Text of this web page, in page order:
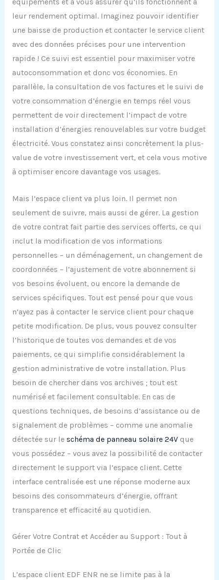
leur rendement optimal. Imaginez pouvoir identifier
une baisse de production et contacter le service client
avec des données précises pour une intervention
rapide ! Ce suivi est essentiel pour maximiser votre
autoconsommation et donc vos économies. En
parallèle, la consultation de vos factures et le suivi de
votre consommation d’énergie en temps réel vous
permettent de voir directement l’impact de votre
installation d’énergies renouvelables sur votre budget
électricité. Vous constatez ainsi concrètement la plus-
value de votre investissement vert, et cela vous motive
à optimiser encore davantage vos usages.
Mais l’espace client va plus loin. Il permet non
seulement de suivre, mais aussi de gérer. La gestion
de votre contrat fait partie des services offerts, ce qui
inclut la modification de vos informations
personnelles – un déménagement, un changement de
coordonnées – l’ajustement de votre abonnement si
vos besoins évoluent, ou encore la demande de
services spécifiques. Tout est pensé pour que vous
n’ayez pas à contacter le service client pour chaque
petite modification. De plus, vous pouvez consulter
l’historique de toutes vos demandes et de vos
paiements, ce qui simplifie considérablement la
gestion administrative de votre installation. Plus
besoin de chercher dans vos archives ; tout est
numérisé et facilement consultable. En cas de
questions techniques, de besoins d’assistance ou de
signalement de problèmes – comme une anomalie
détectée sur le schéma de panneau solaire 24Vque
vous possédez – vous avez la possibilité de contacter
directement le support via l’espace client. Cette
interface centralisée est une réponse moderne aux
besoins des consommateurs d’énergie, offrant
transparence et efficacité au quotidien.
Gérer Votre Contrat et Accéder au Support : Tout à
Portée de Clic
L’espace client EDF ENR ne se limite pas à la